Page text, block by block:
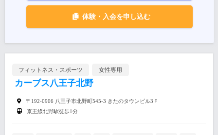
体験・入会を申し込む
フィットネス・スポーツ 女性専用
カーブス八王子北野
〒192-0906 八王子市北野町545-3 きたのタウンビル3Ｆ
京王線北野駅徒歩1分